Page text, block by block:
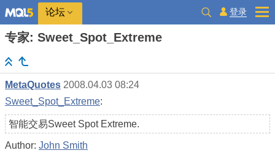
论坛 登录
专家: Sweet_Spot_Extreme
MetaQuotes 2008.04.03 08:24
Sweet_Spot_Extreme:
智能交易Sweet Spot Extreme.
Author: John Smith